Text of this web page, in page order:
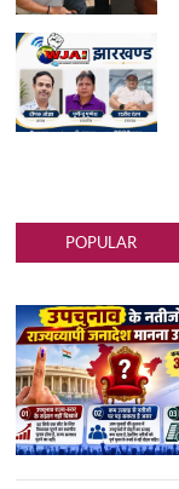
POPULAR